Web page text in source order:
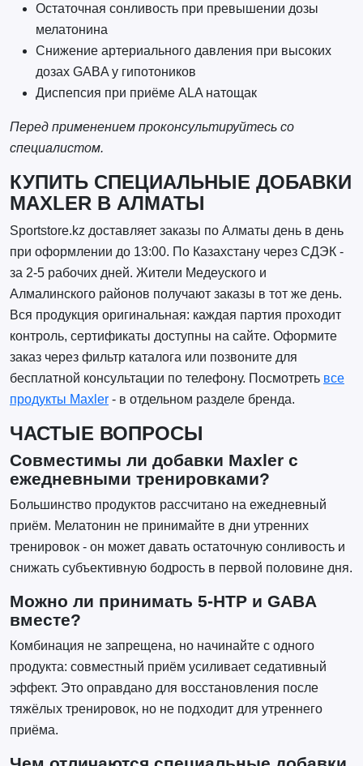
Остаточная сонливость при превышении дозы
мелатонина
Снижение артериального давления при высоких
дозах GABA у гипотоников
Диспепсия при приёме ALA натощак
Перед применением проконсультируйтесь со
специалистом.
КУПИТЬ СПЕЦИАЛЬНЫЕ ДОБАВКИ
MAXLER В АЛМАТЫ
Sportstore.kz доставляет заказы по Алматы день в день
при оформлении до 13:00. По Казахстану через СДЭК -
за 2-5 рабочих дней. Жители Медеуского и
Алмалинского районов получают заказы в тот же день.
Вся продукция оригинальная: каждая партия проходит
контроль, сертификаты доступны на сайте. Оформите
заказ через фильтр каталога или позвоните для
бесплатной консультации по телефону. Посмотреть все
продукты Maxler- в отдельном разделе бренда.
ЧАСТЫЕ ВОПРОСЫ
Совместимы ли добавки Maxler с
ежедневными тренировками?
Большинство продуктов рассчитано на ежедневный
приём. Мелатонин не принимайте в дни утренних
тренировок - он может давать остаточную сонливость и
снижать субъективную бодрость в первой половине дня.
Можно ли принимать 5-HTP и GABA
вместе?
Комбинация не запрещена, но начинайте с одного
продукта: совместный приём усиливает седативный
эффект. Это оправдано для восстановления после
тяжёлых тренировок, но не подходит для утреннего
приёма.